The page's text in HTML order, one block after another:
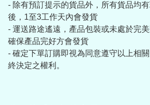
- 除有預訂提示的貨品外，所有貨品均
後，1至3工作天內會發貨
- 運送路途遙遠，產品包裝或未處於完
確保產品完好方會發貨
- 確定下單訂購即視為同意遵守以上相
終決定之權利。